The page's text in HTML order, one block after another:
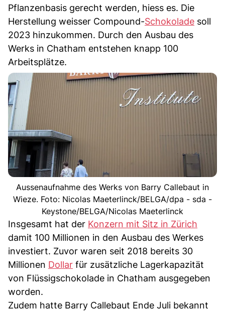
Pflanzenbasis gerecht werden, hiess es. Die
Herstellung weisser Compound-Schokolade soll
2023 hinzukommen. Durch den Ausbau des
Werks in Chatham entstehen knapp 100
Arbeitsplätze.
Aussenaufnahme des Werks von Barry Callebaut in
Wieze. Foto: Nicolas Maeterlinck/BELGA/dpa - sda -
Keystone/BELGA/Nicolas Maeterlinck
Insgesamt hat der Konzern mit Sitz in Zürich
damit 100 Millionen in den Ausbau des Werkes
investiert. Zuvor waren seit 2018 bereits 30
Millionen Dollar für zusätzliche Lagerkapazität
von Flüssigschokolade in Chatham ausgegeben
worden.
Zudem hatte Barry Callebaut Ende Juli bekannt